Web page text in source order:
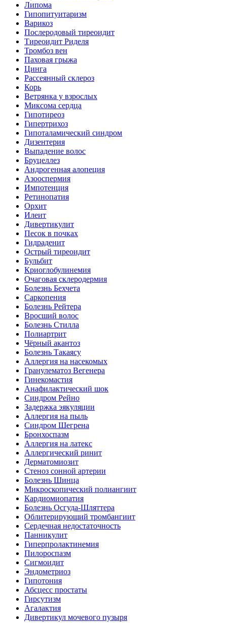
Липома
Гипопитуитаризм
Варикоз
Послеродовый тиреоидит
Тиреоидит Риделя
Тромбоз вен
Паховая грыжа
Цинга
Рассеянный склероз
Корь
Ветрянка у взрослых
Миксома сердца
Гипотиреоз
Гипертрихоз
Гипоталамический синдром
Дизентерия
Выпадение волос
Бруцеллез
Андрогенная алопеция
Азооспермия
Импотенция
Ретинопатия
Орхит
Илеит
Дивертикулит
Песок в почках
Гидраденит
Острый тиреоидит
Бульбит
Криоглобулинемия
Очаговая склеродермия
Болезнь Бехчета
Саркопения
Болезнь Рейтера
Вросший волос
Болезнь Стилла
Полиартрит
Чёрный акантоз
Болезнь Такаясу
Аллергия на насекомых
Гранулематоз Вегенера
Гинекомастия
Анафилактический шок
Синдром Рейно
Задержка эякуляции
Аллергия на пыль
Синдром Шегрена
Бронхоспазм
Аллергия на латекс
Аллергический ринит
Дерматомиозит
Стеноз сонной артерии
Болезнь Шинца
Микроскопический полиангиит
Кардиомиопатия
Болезнь Осгуда-Шляттера
Облитерирующий тромбангиит
Сердечная недостаточность
Панникулит
Гиперпролактинемия
Пилороспазм
Сигмоидит
Эндометриоз
Гипотония
Абсцесс простаты
Гирсутизм
Агалактия
Дивертикул мочевого пузыря